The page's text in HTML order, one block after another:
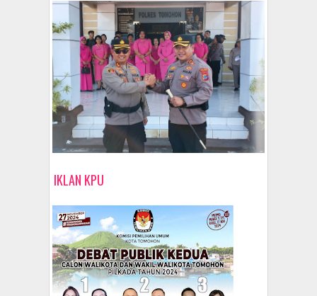
IKLAN KPU